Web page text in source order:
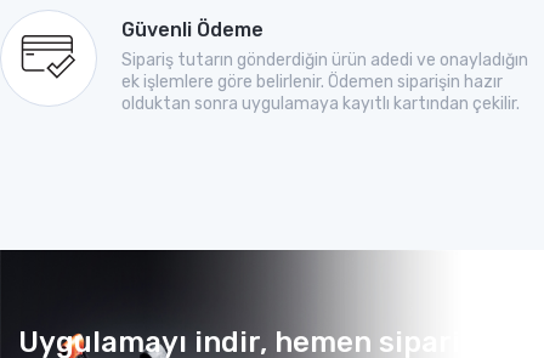
Güvenli Ödeme
Sipariş tutarın gönderdiğin ürün adedi ve onayladığın
ek işlemlere göre belirlenir. Ödemen siparişin hazır
olduktan sonra uygulamaya kayıtlı kartından çekilir.
Uygulamayı indir, hemen sipariş